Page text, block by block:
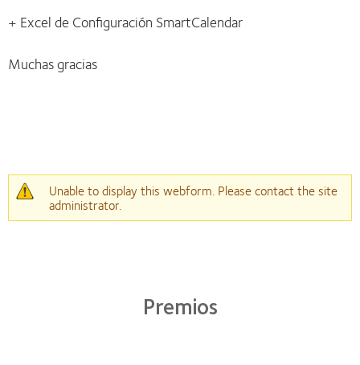
+ Excel de Configuración SmartCalendar
Muchas gracias
Mensaje
de
Unable to display this webform. Please contact the site
administrator.
Premios